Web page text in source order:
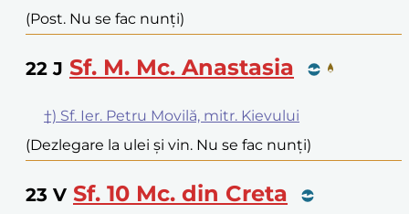
(Post. Nu se fac nunți)
22 J Sf. M. Mc. Anastasia
†) Sf. Ier. Petru Movilă, mitr. Kievului
(Dezlegare la ulei și vin. Nu se fac nunți)
23 V Sf. 10 Mc. din Creta